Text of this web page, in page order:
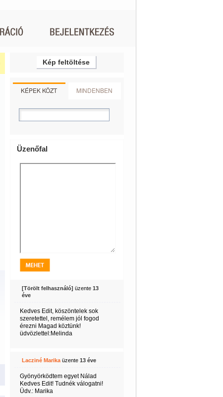
Kép feltöltése
KÉPEK KÖZT MINDENBEN
Üzenőfal
[Törölt felhasználó] üzente 13
éve
Kedves Edit, köszöntelek sok
szeretettel, remélem jól fogod
érezni Magad köztünk!
üdvözlettel:Melinda
Lacziné Marikaüzente 13 éve
Gyönyörködtem egyet Nálad
Kedves Edit! Tudnék válogatni!
Üdv.: Marika